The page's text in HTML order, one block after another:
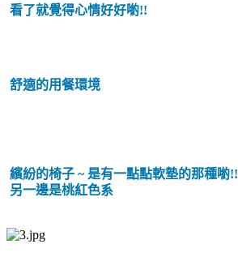
看了就覺得心情好好喲!!
舒適的用餐環境
繽紛的椅子 ~ 是有一點點軟墊的那種喲!!
另一邊是桃紅色系